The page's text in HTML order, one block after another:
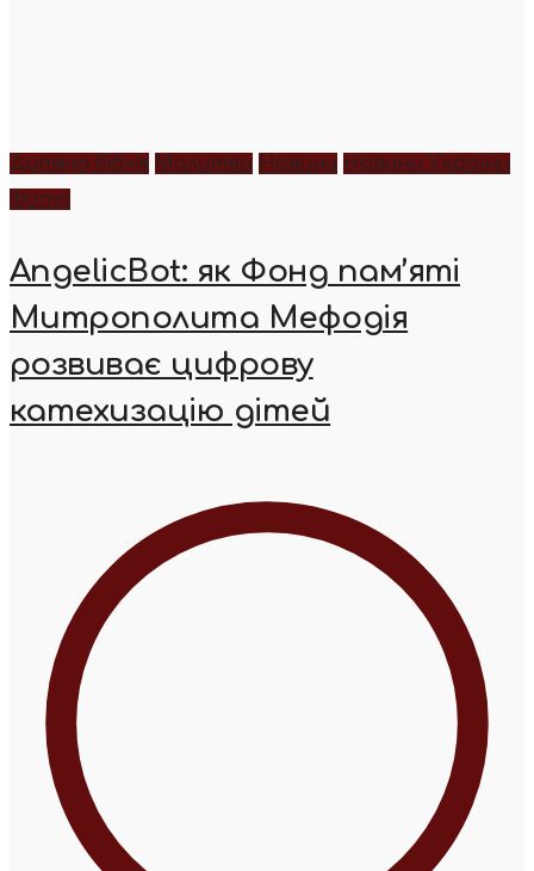
Дитяча біблія Молитва Новини Новини України
Фото
AngelicBot: як Фонд пам’яті
Митрополита Мефодія
розвиває цифрову
катехизацію дітей